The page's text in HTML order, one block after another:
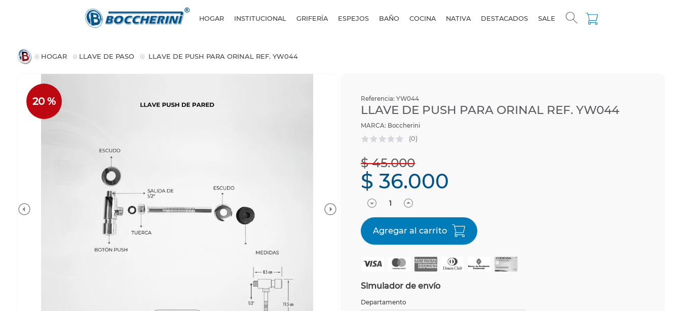
HOGAR INSTITUCIONAL GRIFERÍA ESPEJOS BAÑO COCINA NATIVA DESTACADOS SALE
HOGAR LLAVE DE PASO LLAVE DE PUSH PARA ORINAL REF. YW044
20 % Referencia: YW044
LLAVE DE PUSH PARA ORINAL REF. YW044
Boccherini
(0)
$ 45.000
$ 36.000
Simulador de envío
Departamento